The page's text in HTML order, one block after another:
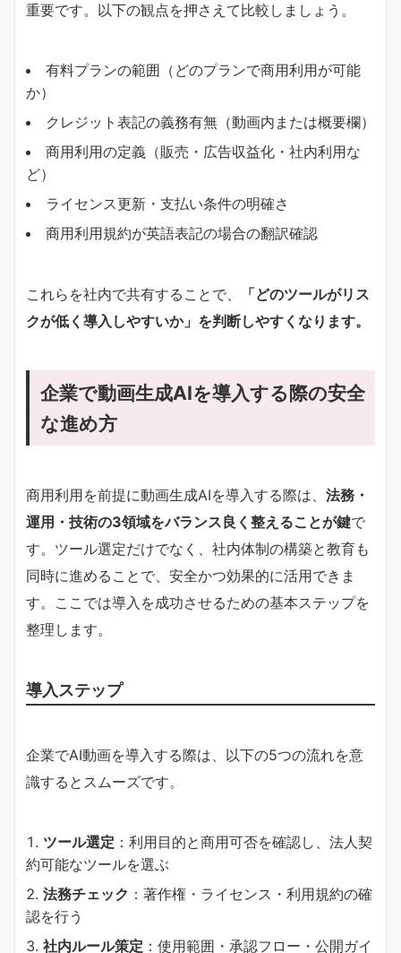
重要です。以下の観点を押さえて比較しましょう。
有料プランの範囲（どのプランで商用利用が可能
か）
クレジット表記の義務有無（動画内または概要欄）
商用利用の定義（販売・広告収益化・社内利用な
ど）
ライセンス更新・支払い条件の明確さ
商用利用規約が英語表記の場合の翻訳確認
これらを社内で共有することで、
「どのツールがリス
クが低く導入しやすいか」を判断しやすくなります。
企業で動画生成AIを導入する際の安全
な進め方
商用利用を前提に動画生成AIを導入する際は、 法務・
運用・技術の3領域をバランス良く整えることが鍵で
す。ツール選定だけでなく、社内体制の構築と教育も
同時に進めることで、安全かつ効果的に活用できま
す。ここでは導入を成功させるための基本ステップを
整理します。
導入ステップ
企業でAI動画を導入する際は、以下の5つの流れを意
識するとスムーズです。
ツール選定 ：利用目的と商用可否を確認し、法人契
約可能なツールを選ぶ
法務チェック ：著作権・ライセンス・利用規約の確
認を行う
社内ルール策定 ：使用範囲・承認フロー・公開ガイ